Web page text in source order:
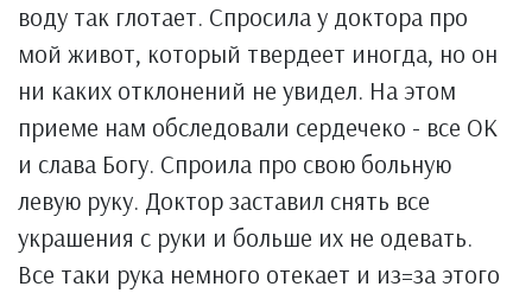
воду так глотает. Спросила у доктора про
мой живот, который твердеет иногда, но он
ни каких отклонений не увидел. На этом
приеме нам обследовали сердечеко - все ОК
и слава Богу. Спроила про свою больную
левую руку. Доктор заставил снять все
украшения с руки и больше их не одевать.
Все таки рука немного отекает и из=за этого